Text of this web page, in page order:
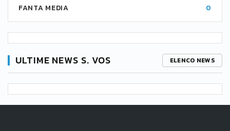
FANTA MEDIA 0
ULTIME NEWS S. VOS ELENCO NEWS